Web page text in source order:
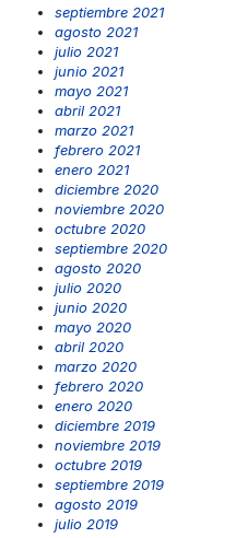
septiembre 2021
agosto 2021
julio 2021
junio 2021
mayo 2021
abril 2021
marzo 2021
febrero 2021
enero 2021
diciembre 2020
noviembre 2020
octubre 2020
septiembre 2020
agosto 2020
julio 2020
junio 2020
mayo 2020
abril 2020
marzo 2020
febrero 2020
enero 2020
diciembre 2019
noviembre 2019
octubre 2019
septiembre 2019
agosto 2019
julio 2019